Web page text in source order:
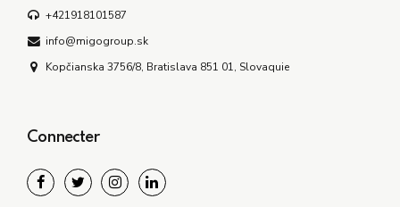
+421918101587
info@migogroup.sk
Kopčianska 3756/8, Bratislava 851 01, Slovaquie
Connecter